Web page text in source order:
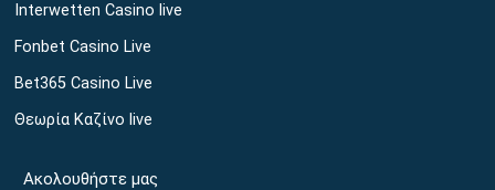
Interwetten Casino live
Fonbet Casino Live
Bet365 Casino Live
Θεωρία Καζίνο live
Ακολουθήστε μας